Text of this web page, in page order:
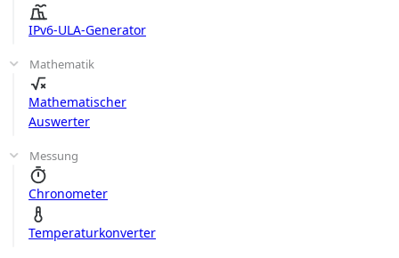
IPv6-ULA-Generator
Mathematik
Mathematischer
Auswerter
Messung
Chronometer
Temperaturkonverter